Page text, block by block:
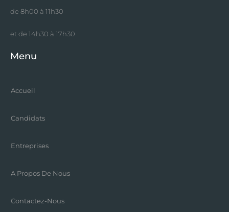
de 8h00 à 11h30
et de 14h30 à 17h30
Menu
Accueil
Candidats
Entreprises
A Propos De Nous
Contactez-Nous